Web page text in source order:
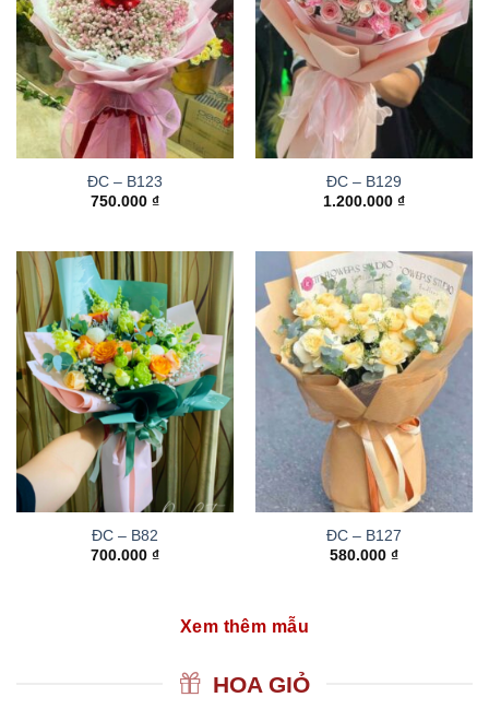
ĐC – B123
750.000 ₫
ĐC – B129
1.200.000 ₫
ĐC – B82
700.000 ₫
ĐC – B127
580.000 ₫
Xem thêm mẫu
HOA GIỎ